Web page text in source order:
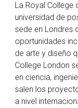
La Royal College
universidad de
sede en Londres
oportunidades
de arte y diseño
College London
en ciencia,
salen los
a nivel